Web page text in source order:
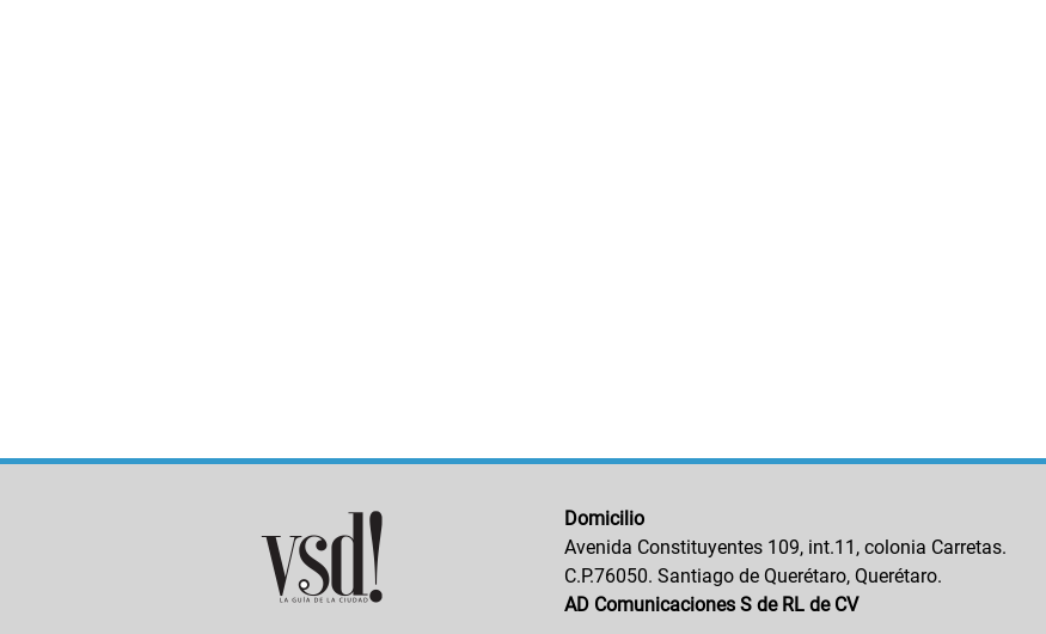
Domicilio
Avenida Constituyentes 109, int.11, colonia Carretas.
C.P.76050. Santiago de Querétaro, Querétaro.
AD Comunicaciones S de RL de CV